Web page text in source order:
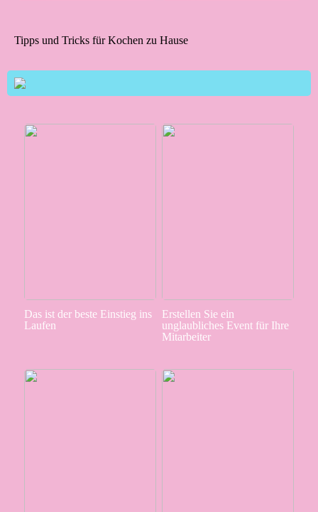
Tipps und Tricks für Kochen zu Hause
Das ist der beste Einstieg ins
Laufen
Erstellen Sie ein
unglaubliches Event für Ihre
Mitarbeiter